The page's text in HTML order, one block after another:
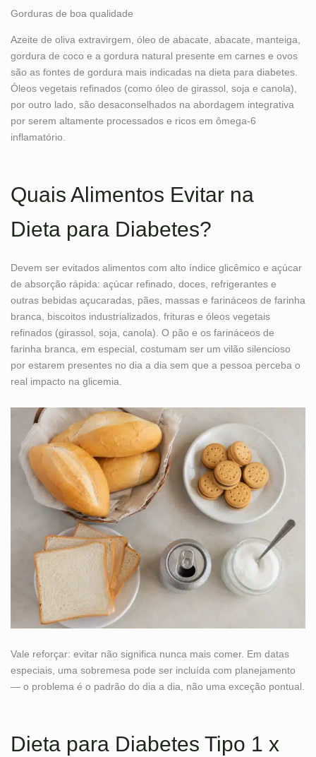
Gorduras de boa qualidade
Azeite de oliva extravirgem, óleo de abacate, abacate, manteiga,
gordura de coco e a gordura natural presente em carnes e ovos
são as fontes de gordura mais indicadas na dieta para diabetes.
Óleos vegetais refinados (como óleo de girassol, soja e canola),
por outro lado, são desaconselhados na abordagem integrativa
por serem altamente processados e ricos em ômega-6
inflamatório.
Quais Alimentos Evitar na
Dieta para Diabetes?
Devem ser evitados alimentos com alto índice glicêmico e açúcar
de absorção rápida: açúcar refinado, doces, refrigerantes e
outras bebidas açucaradas, pães, massas e farináceos de farinha
branca, biscoitos industrializados, frituras e óleos vegetais
refinados (girassol, soja, canola). O pão e os farináceos de
farinha branca, em especial, costumam ser um vilão silencioso
por estarem presentes no dia a dia sem que a pessoa perceba o
real impacto na glicemia.
Vale reforçar: evitar não significa nunca mais comer. Em datas
especiais, uma sobremesa pode ser incluída com planejamento
— o problema é o padrão do dia a dia, não uma exceção pontual.
Dieta para Diabetes Tipo 1 x